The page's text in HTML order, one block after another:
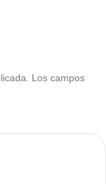
Los campos